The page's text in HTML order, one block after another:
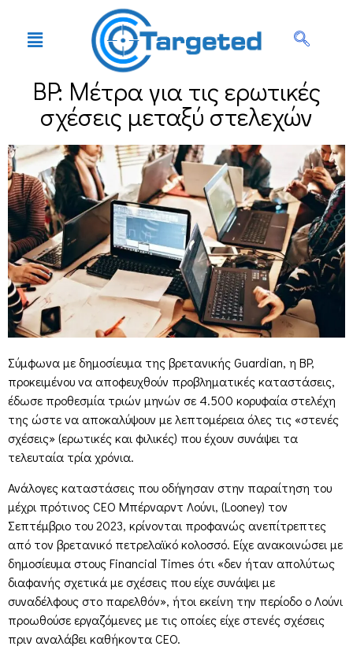
ΒP: Μέτρα για τις ερωτικές
σχέσεις μεταξύ στελεχών
Σύμφωνα με δημοσίευμα της βρετανικής Guardian, η BP,
προκειμένου να αποφευχθούν προβληματικές καταστάσεις,
έδωσε προθεσμία τριών μηνών σε 4.500 κορυφαία στελέχη
της ώστε να αποκαλύψουν με λεπτομέρεια όλες τις «στενές
σχέσεις» (ερωτικές και φιλικές) που έχουν συνάψει τα
τελευταία τρία χρόνια.
Ανάλογες καταστάσεις που οδήγησαν στην παραίτηση του
μέχρι πρότινος CEO Μπέρναρντ Λούνι, (Looney) τον
Σεπτέμβριο του 2023, κρίνονται προφανώς ανεπίτρεπτες
από τον βρετανικό πετρελαϊκό κολοσσό. Είχε ανακοινώσει με
δημοσίευμα στους Financial Times ότι «δεν ήταν απολύτως
διαφανής σχετικά με σχέσεις που είχε συνάψει με
συναδέλφους στο παρελθόν», ήτοι εκείνη την περίοδο ο Λούνι
προωθούσε εργαζόμενες με τις οποίες είχε στενές σχέσεις
πριν αναλάβει καθήκοντα CEO.